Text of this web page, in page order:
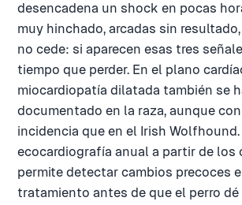
desencadena un shock en pocas
muy hinchado, arcadas sin
no cede: si aparecen esas tres
tiempo que perder. En el plano
miocardiopatía dilatada también se
documentado en la raza, aunque
incidencia que en el Irish Wolfhound.
ecocardiografía anual a partir de los
permite detectar cambios precoces
tratamiento antes de que el perro dé